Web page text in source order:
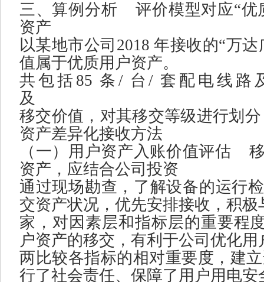
三、算例分析 评价模型对应“优
资产
以某地市公司 2018年接收的“万达
值属于优质用户资产。
共包括 85 条 / 台/套配电线路
及
移交价值，对其移交等级进行划
资产差异化接收方法
（一）用户资产入账价值评估
资产，应结合公司投资
通过现场勘查，了解设备的运行
交资产状况，优先安排接收，积
家，对因素层和指标层的重要程
户资产的移交，有利于公司优化
两比较各指标的相对重要度，建
行了社会责任、保障了用户用电